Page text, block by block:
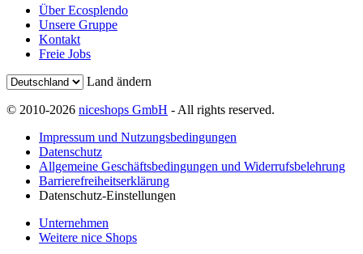
Über Ecosplendo
Unsere Gruppe
Kontakt
Freie Jobs
Land ändern
© 2010-2026 niceshops GmbH - All rights reserved.
Impressum und Nutzungsbedingungen
Datenschutz
Allgemeine Geschäftsbedingungen und Widerrufsbelehrung
Barrierefreiheitserklärung
Datenschutz-Einstellungen
Unternehmen
Weitere nice Shops